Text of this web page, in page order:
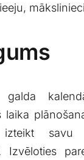
galda
laika‌
savu
Izvēloties